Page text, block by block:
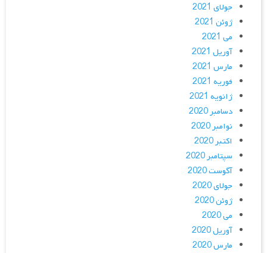
جولای 2021
ژوئن 2021
می 2021
آوریل 2021
مارس 2021
فوریه 2021
ژانویه 2021
دسامبر 2020
نوامبر 2020
اکتبر 2020
سپتامبر 2020
آگوست 2020
جولای 2020
ژوئن 2020
می 2020
آوریل 2020
مارس 2020